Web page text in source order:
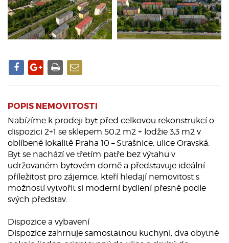
POPIS NEMOVITOSTI
Nabízíme k prodeji byt před celkovou rekonstrukcí o
dispozici 2+1 se sklepem 50,2 m2 + lodžie 3,3 m2 v
oblíbené lokalitě Praha 10 – Strašnice, ulice Oravská.
Byt se nachází ve třetím patře bez výtahu v
udržovaném bytovém domě a představuje ideální
příležitost pro zájemce, kteří hledají nemovitost s
možností vytvořit si moderní bydlení přesně podle
svých představ.
Dispozice a vybavení
Dispozice zahrnuje samostatnou kuchyni, dva obytné